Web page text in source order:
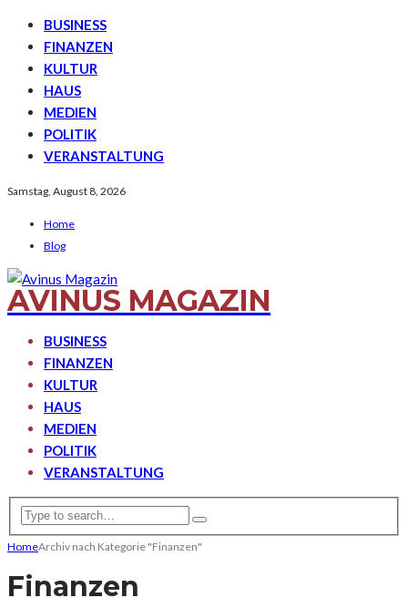
BUSINESS
FINANZEN
KULTUR
HAUS
MEDIEN
POLITIK
VERANSTALTUNG
Samstag, August 8, 2026
Home
Blog
AVINUS MAGAZIN
BUSINESS
FINANZEN
KULTUR
HAUS
MEDIEN
POLITIK
VERANSTALTUNG
HomeArchiv nach Kategorie "Finanzen"
Finanzen